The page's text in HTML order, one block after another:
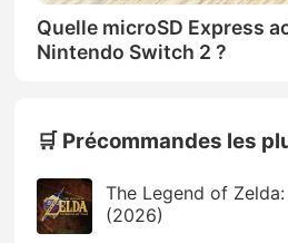
Quelle microSD Express
Nintendo Switch 2 ?
🛒 Précommandes les
The Legend of
(2026)